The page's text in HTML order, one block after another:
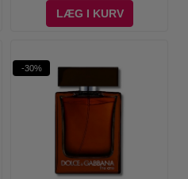
LÆG I KURV
-30%